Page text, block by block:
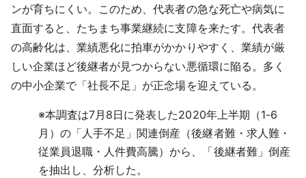
ンが育ちにくい。このため、代表者の急な死亡や病気に
直面すると、たちまち事業継続に支障を来たす。代表者
の高齢化は、業績悪化に拍車がかかりやすく、業績が厳
しい企業ほど後継者が見つからない悪循環に陥る。多く
の中小企業で「社長不足」が正念場を迎えている。
※本調査は7月8日に発表した2020年上半期（1-6
月）の「人手不足」関連倒産（後継者難・求人難・
従業員退職・人件費高騰）から、「後継者難」倒産
を抽出し、分析した。